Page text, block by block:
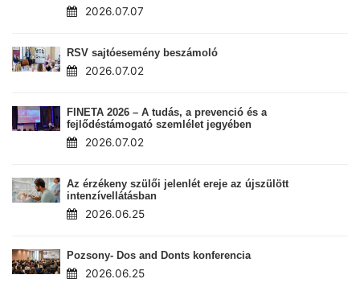
2026.07.07
RSV sajtóesemény beszámoló
2026.07.02
FINETA 2026 – A tudás, a prevenció és a
fejlődéstámogató szemlélet jegyében
2026.07.02
Az érzékeny szülői jelenlét ereje az újszülött
intenzívellátásban
2026.06.25
Pozsony- Dos and Donts konferencia
2026.06.25